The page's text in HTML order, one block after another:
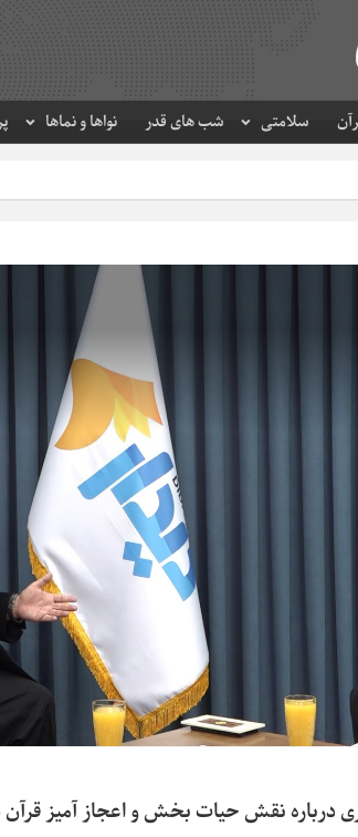
سلامتی شب های قدر نواها و نماها
درباره نقش حیات بخش و اعجاز آمیز قرآن